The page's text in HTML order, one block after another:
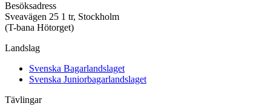
Besöksadress
Sveavägen 25 1 tr, Stockholm
(T-bana Hötorget)
Landslag
Svenska Bagarlandslaget
Svenska Juniorbagarlandslaget
Tävlingar